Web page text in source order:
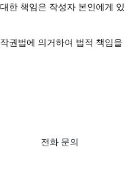
한 책임은 작성자 본인에게 있
권법에 의거하여 법적 책임을
전화 문의